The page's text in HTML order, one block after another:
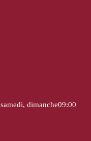
dimanche09:00